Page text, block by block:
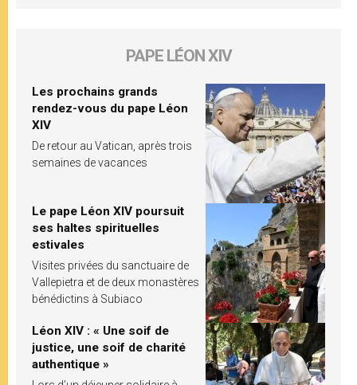
PAPE LÉON XIV
Les prochains grands
rendez-vous du pape Léon
XIV
De retour au Vatican, après trois
semaines de vacances
Le pape Léon XIV poursuit
ses haltes spirituelles
estivales
Visites privées du sanctuaire de
Vallepietra et de deux monastères
bénédictins à Subiaco
Léon XIV : « Une soif de
justice, une soif de charité
authentique »